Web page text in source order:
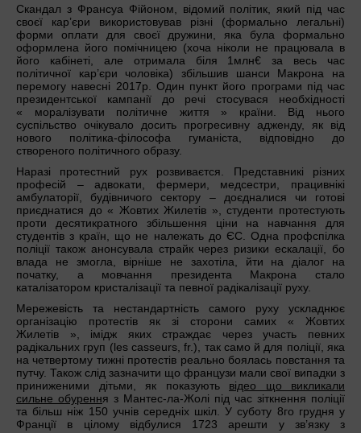
Скандал з Франсуа Фійоном, відомий політик, який під час
своєї кар’єри використовував різні (формально легальні)
форми оплати для своєї дружини, яка була формально
оформлена його помічницею (хоча ніколи не працювала в
його кабінеті, але отримала біля 1млн€ за весь час
політичної кар’єри чоловіка) збільшив шанси Макрона на
перемогу навесні 2017р. Один пункт його програми під час
президентської кампанії до речі стосувася необхідності
« моралізувати політичне життя » країни. Від нього
суспільство очікувало досить прогресивну адженду, як від
нового політика-філософа гуманіста, відповідно до
створеного політичного образу.
Наразі протестний рух розвиваєтся. Представникі різних
професій – адвокати, фермери, медсестри, працивнікі
амбулаторії, будівничого сектору – доєдналися чи готові
приєднатися до « Жовтих Жилетів », студенти протестують
проти десятикратного збільшення ціни на навчання для
студентів з країн, що не належать до ЄС. Одна профспілка
поліції також анонсувала страйк через ризики ескалації, бо
влада не змогла, вірніше не захотіла, йти на діалог на
початку, а мовчання президента Макрона стало
каталізатором кристалізації та певної радікалізації руху.
Мережевість та нестандартність самого руху ускладнює
організацію протестів як зі сторони самих « Жовтих
Жилетів », імідж яких страждає через участь певних
радікальних груп (les casseurs, fr.), так само й для поліції, яка
на четвертому тижні протестів реально боялась повстання та
путчу. Також слід зазначити що французи мали свої випадки з
приниженими дітьми, як показують відео що викликали
сильне обурення з Мантес-ла-Жолі під час зіткнення поліції
та більш ніж 150 учнів середніх шкіл. У суботу 8го грудня у
Франції в цілому відбулися 1723 арешти у зв’язку з